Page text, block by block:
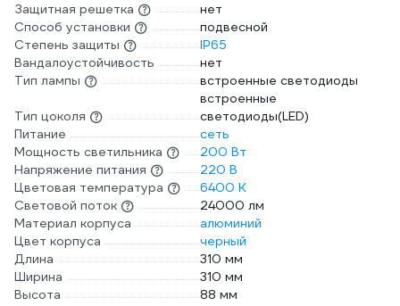
Защитная решетка
нет
Способ установки
подвесной
Степень защиты
IP65
Вандалоустойчивость
нет
Тип лампы
встроенные светодиоды
Тип цоколя
встроенные
светодиоды(LED)
Питание
сеть
Мощность светильника
200 Вт
Напряжение питания
220 В
Цветовая температура
6400 К
Световой поток
24000 лм
Материал корпуса
алюминий
Цвет корпуса
черный
Длина
310 мм
Ширина
310 мм
Высота
88 мм